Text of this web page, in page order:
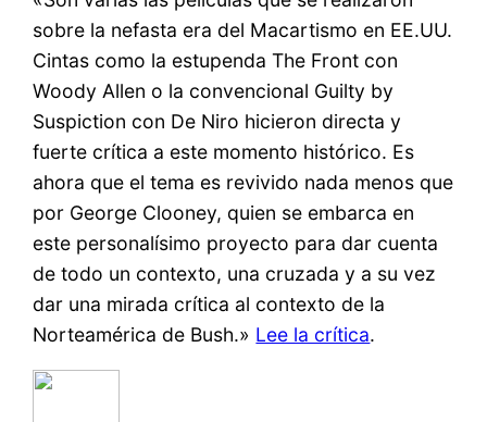
sobre la nefasta era del Macartismo en EE.UU.
Cintas como la estupenda The Front con
Woody Allen o la convencional Guilty by
Suspiction con De Niro hicieron directa y
fuerte crítica a este momento histórico. Es
ahora que el tema es revivido nada menos que
por George Clooney, quien se embarca en
este personalísimo proyecto para dar cuenta
de todo un contexto, una cruzada y a su vez
dar una mirada crítica al contexto de la
Norteamérica de Bush.» Lee la crítica.